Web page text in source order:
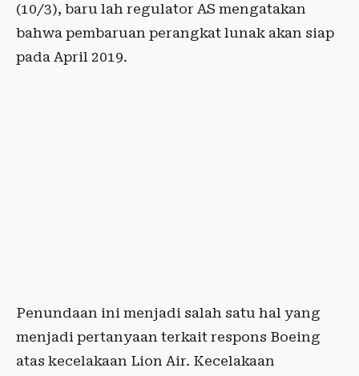
(10/3), baru lah regulator AS mengatakan
bahwa pembaruan perangkat lunak akan siap
pada April 2019.
Penundaan ini menjadi salah satu hal yang
menjadi pertanyaan terkait respons Boeing
atas kecelakaan Lion Air. Kecelakaan